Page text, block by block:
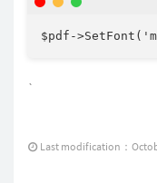
$pdf-
`
Last modification：